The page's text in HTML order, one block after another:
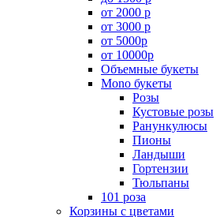
от 2000 р
от 3000 р
от 5000р
от 10000р
Объемные букеты
Mono букеты
Розы
Кустовые розы
Ранункулюсы
Пионы
Ландыши
Гортензии
Тюльпаны
101 роза
Корзины с цветами